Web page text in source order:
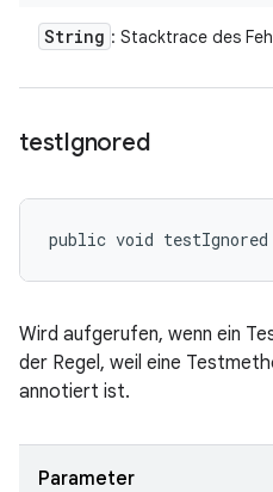
String : Stacktrace des
testIgnored
public void
Wird aufgerufen, wenn ein
der Regel, weil eine
annotiert ist.
Parameter